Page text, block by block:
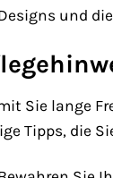
und
Sie lange
Tipps, die